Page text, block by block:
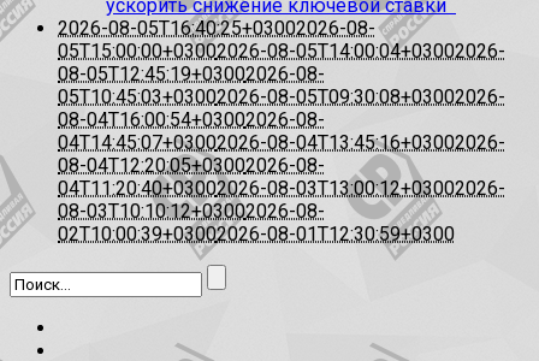
ускорить снижение ключевой ставки
2026-08-05T16:40:25+03002026-08-
05T15:00:00+03002026-08-05T14:00:04+03002026-
08-05T12:45:19+03002026-08-
05T10:45:03+03002026-08-05T09:30:08+03002026-
08-04T16:00:54+03002026-08-
04T14:45:07+03002026-08-04T13:45:16+03002026-
08-04T12:20:05+03002026-08-
04T11:20:40+03002026-08-03T13:00:12+03002026-
08-03T10:10:12+03002026-08-
02T10:00:39+03002026-08-01T12:30:59+0300